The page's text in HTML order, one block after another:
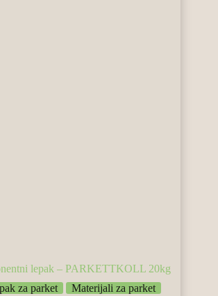
lepak – PARKETTKOLL 20kg
za parket
Materijali za parket